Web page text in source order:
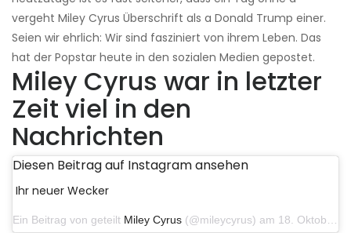
vergeht Miley Cyrus Überschrift als a Donald Trump einer.
Seien wir ehrlich: Wir sind fasziniert von ihrem Leben. Das
hat der Popstar heute in den sozialen Medien gepostet.
Miley Cyrus war in letzter
Zeit viel in den
Nachrichten
Diesen Beitrag auf Instagram ansehen
Ihr neuer Wecker
Ein Beitrag von geteilt Miley Cyrus (@mileycyrus) am 18. Oktober 2019 um 19:03 Uhr PDT